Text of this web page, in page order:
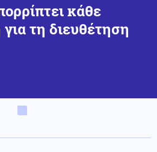
κάθε
τη διευθέτηση